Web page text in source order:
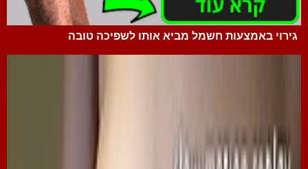
גירוי באמצעות חשמל מביא אותו לשפיכה טובה